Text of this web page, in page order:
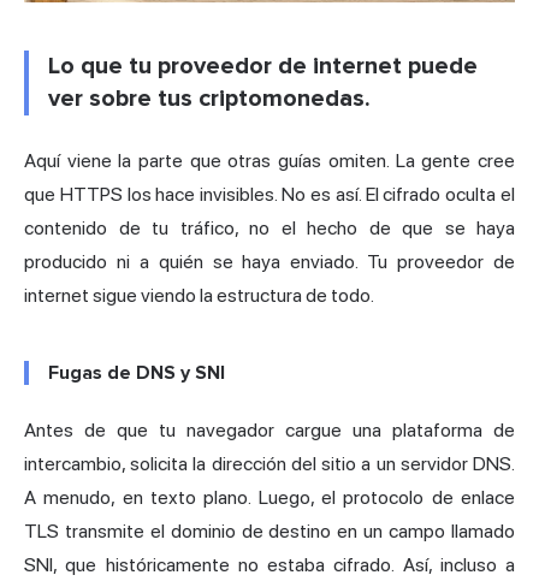
Lo que tu proveedor de internet puede
ver sobre tus criptomonedas.
Aquí viene la parte que otras guías omiten. La gente cree
que HTTPS los hace invisibles. No es así. El cifrado oculta el
contenido de tu tráfico, no el hecho de que se haya
producido ni a quién se haya enviado. Tu proveedor de
internet sigue viendo la estructura de todo.
Fugas de DNS y SNI
Antes de que tu navegador cargue una plataforma de
intercambio, solicita la dirección del sitio a un servidor DNS.
A menudo, en texto plano. Luego, el protocolo de enlace
TLS transmite el dominio de destino en un campo llamado
SNI, que históricamente no estaba cifrado. Así, incluso a